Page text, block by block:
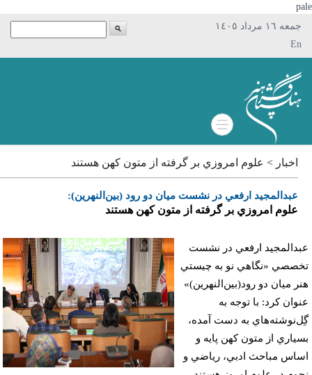
جمعه ١٦ مرداد ١٤٠٥
En
اخبار > علوم امروزي بر گرفته از متون كهن هستند
عبدالمجيد ارفعي در نشست ميان دو رود (بين‌النهرين):
علوم امروزي بر گرفته از متون كهن هستند
ارفعي در نشست
«نگاهي نو به چيستي
ميان دو رود(بين‌النهرين)»
کرد: با توجه به
به دست آمده،
از متون كهن پايه و
مباحث ادبي، رياضي و